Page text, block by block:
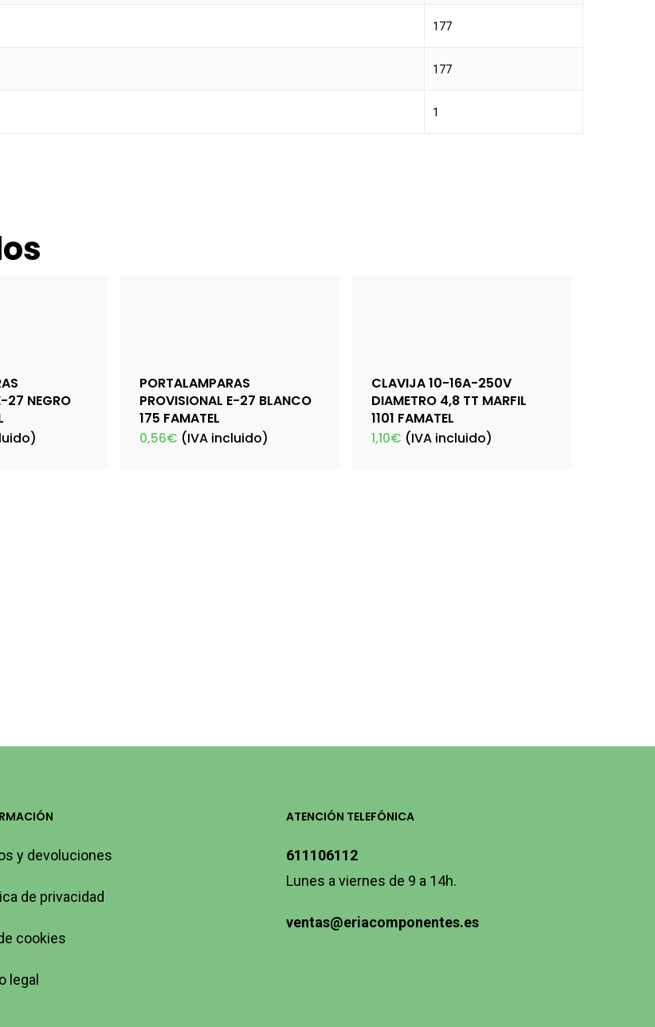
‎177
‎177
‎1
27 NEGRO
PORTALAMPARAS
PROVISIONAL E-27 BLANCO
175 FAMATEL
0,56€ (IVA incluido)
CLAVIJA 10-16A-250V
DIAMETRO 4,8 TT MARFIL
1101 FAMATEL
1,10€ (IVA incluido)
y devoluciones
de privacidad
cookies
legal
ATENCIÓN TELEFÓNICA
611106112
Lunes a viernes de 9 a 14h.
ventas@eriacomponentes.es